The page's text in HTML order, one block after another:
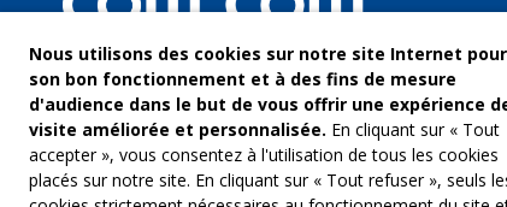
Nous utilisons des cookies sur notre site Internet pour
son bon fonctionnement et à des fins de mesure
d'audience dans le but de vous offrir une expérience
visite améliorée et personnalisée. En cliquant sur « Tout
accepter », vous consentez à l'utilisation de tous les cookies
placés sur notre site. En cliquant sur « Tout refuser », seuls